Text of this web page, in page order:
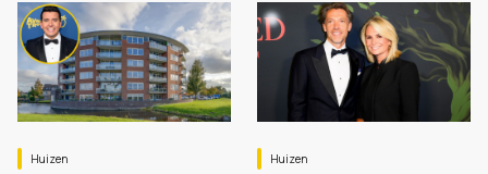
Huizen Huizen